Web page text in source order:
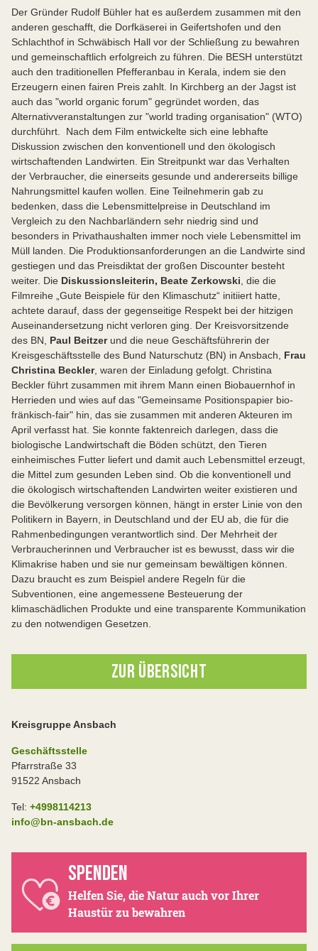
Der Gründer Rudolf Bühler hat es außerdem zusammen mit den
anderen geschafft, die Dorfkäserei in Geifertshofen und den
Schlachthof in Schwäbisch Hall vor der Schließung zu bewahren
und gemeinschaftlich erfolgreich zu führen. Die BESH unterstützt
auch den traditionellen Pfefferanbau in Kerala, indem sie den
Erzeugern einen fairen Preis zahlt. In Kirchberg an der Jagst ist
auch das "world organic forum" gegründet worden, das
Alternativveranstaltungen zur "world trading organisation" (WTO)
durchführt. Nach dem Film entwickelte sich eine lebhafte
Diskussion zwischen den konventionell und den ökologisch
wirtschaftenden Landwirten. Ein Streitpunkt war das Verhalten
der Verbraucher, die einerseits gesunde und andererseits billige
Nahrungsmittel kaufen wollen. Eine Teilnehmerin gab zu
bedenken, dass die Lebensmittelpreise in Deutschland im
Vergleich zu den Nachbarländern sehr niedrig sind und
besonders in Privathaushalten immer noch viele Lebensmittel im
Müll landen. Die Produktionsanforderungen an die Landwirte sind
gestiegen und das Preisdiktat der großen Discounter besteht
weiter. Die Diskussionsleiterin, Beate Zerkowski , die die
Filmreihe „Gute Beispiele für den Klimaschutz“ initiiert hatte,
achtete darauf, dass der gegenseitige Respekt bei der hitzigen
Auseinandersetzung nicht verloren ging. Der Kreisvorsitzende
des BN, Paul Beitzerund die neue Geschäftsführerin der
Kreisgeschäftsstelle des Bund Naturschutz (BN) in Ansbach,
Frau
Christina Beckler, waren der Einladung gefolgt. Christina
Beckler führt zusammen mit ihrem Mann einen Biobauernhof in
Herrieden und wies auf das "Gemeinsame Positionspapier bio-
fränkisch-fair" hin, das sie zusammen mit anderen Akteuren im
April verfasst hat. Sie konnte faktenreich darlegen, dass die
biologische Landwirtschaft die Böden schützt, den Tieren
einheimisches Futter liefert und damit auch Lebensmittel erzeugt,
die Mittel zum gesunden Leben sind. Ob die konventionell und
die ökologisch wirtschaftenden Landwirten weiter existieren und
die Bevölkerung versorgen können, hängt in erster Linie von den
Politikern in Bayern, in Deutschland und der EU ab, die für die
Rahmenbedingungen verantwortlich sind. Der Mehrheit der
Verbraucherinnen und Verbraucher ist es bewusst, dass wir die
Klimakrise haben und sie nur gemeinsam bewältigen können.
Dazu braucht es zum Beispiel andere Regeln für die
Subventionen, eine angemessene Besteuerung der
klimaschädlichen Produkte und eine transparente Kommunikation
zu den notwendigen Gesetzen.
ZUR ÜBERSICHT
Kreisgruppe Ansbach
Geschäftsstelle
Pfarrstraße 33
91522 Ansbach
Tel: +4998114213
info@bn-ansbach.de
SPENDEN
Helfen Sie, die Natur auch vor Ihrer
Haustür zu bewahren